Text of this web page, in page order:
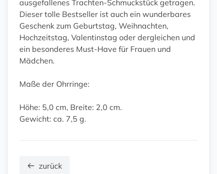
ausgefallenes Trachten-Schmuckstück getragen.
Dieser tolle Bestseller ist auch ein wunderbares
Geschenk zum Geburtstag, Weihnachten,
Hochzeitstag, Valentinstag oder dergleichen und
ein besonderes Must-Have für Frauen und
Mädchen.
Maße der Ohrringe:
Höhe: 5,0 cm, Breite: 2,0 cm.
Gewicht: ca. 7,5 g.
zurück